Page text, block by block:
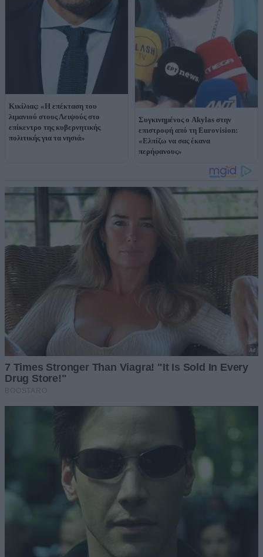
Κικίλιας: «Η επέκταση του
λιμανιού στους Λειψούς στο
επίκεντρο της κυβερνητικής
πολιτικής για τα νησιά»
Συγκινημένος ο Akylas στην
επιστροφή από τη Eurovision:
«Ελπίζω να σας έκανα
περήφανους»